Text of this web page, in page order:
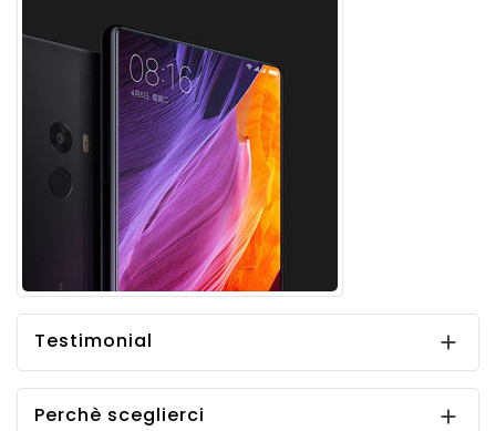
Testimonial 
Perchè sceglierci 